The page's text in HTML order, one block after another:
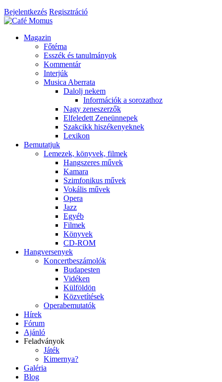
Bejelentkezés Regisztráció
Magazin
Főtéma
Esszék és tanulmányok
Kommentár
Interjúk
Musica Aberrata
Dalolj nekem
Információk a sorozathoz
Nagy zeneszerzők
Elfeledett Zeneünnepek
Szakcikk hiszékenyeknek
Lexikon
Bemutatjuk
Lemezek, könyvek, filmek
Hangszeres művek
Kamara
Szimfonikus művek
Vokális művek
Opera
Jazz
Egyéb
Filmek
Könyvek
CD-ROM
Hangversenyek
Koncertbeszámolók
Budapesten
Vidéken
Külföldön
Közvetítések
Operabemutatók
Hírek
Fórum
Ajánló
Feladványok
Játék
Kimernya?
Galéria
Blog